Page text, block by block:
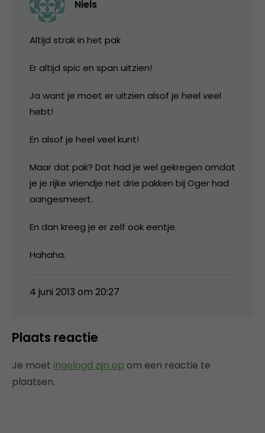
Niels
Altijd strak in het pak
Er altijd spic en span uitzien!
Ja want je moet er uitzien alsof je heel veel
hebt!
En alsof je heel veel kunt!
Maar dat pak? Dat had je wel gekregen omdat
je je rijke vriendje net drie pakken bij Oger had
aangesmeert.
En dan kreeg je er zelf ook eentje.
Hahaha.
4 juni 2013 om 20:27
Plaats reactie
Je moet ingelogd zijn op om een reactie te
plaatsen.